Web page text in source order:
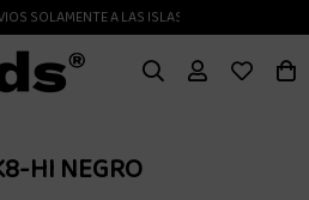
A LAS ISLAS CANARIAS
HI NEGRO